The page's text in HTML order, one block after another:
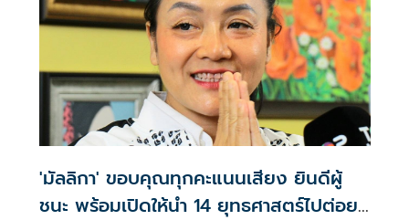
'มัลลิกา' ขอบคุณทุกคะแนนเสียง ยินดีผู้
ชนะ พร้อมเปิดให้นำ 14 ยุทธศาสตร์ไปต่อย